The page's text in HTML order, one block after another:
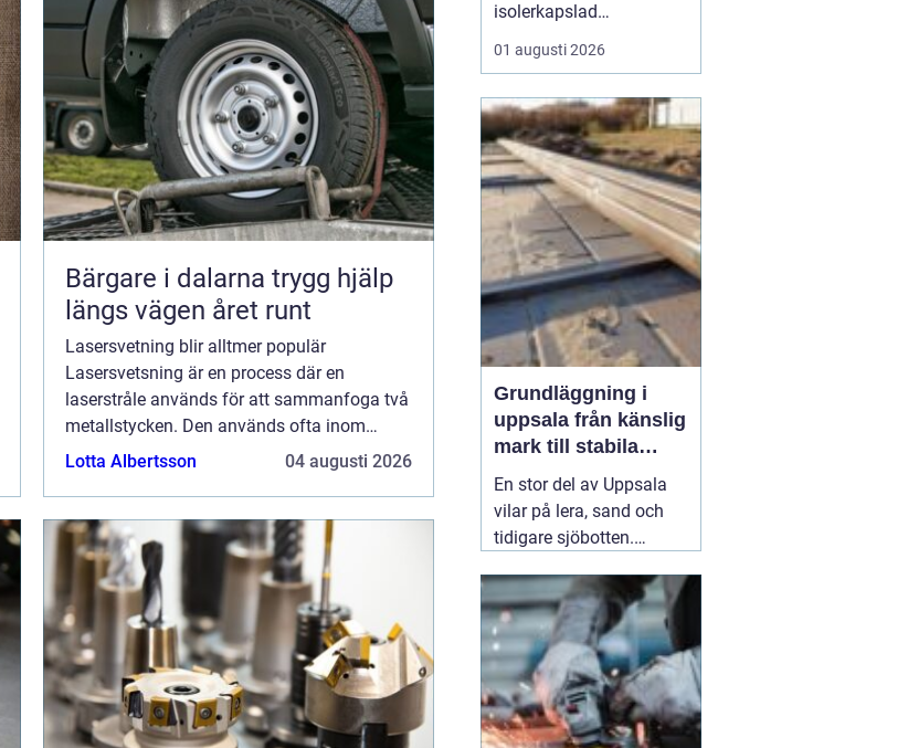
Bärgare i dalarna trygg hjälp
längs vägen året runt
Lasersvetning blir alltmer populär
Lasersvetsning är en process där en
laserstråle används för att sammanfoga två
metallstycken. Den används ofta inom
tillverkningsindustrin eftersom den ger
Lotta Albertsson 04 augusti 2026
isolerkapslad
effektbrytare) är hjärtat i
många moderna
skyddar kablar,
komponenter och
människor mot överlast
och kortslutning, och
används i allt från
mindre industrimaskiner
till stora fas...
01 augusti 2026
Grundläggning i
uppsala från känslig
mark till stabila
konstruktioner
En stor del av Uppsala
vilar på lera, sand och
tidigare sjöbotten.
som stabil på ytan, men
under ytan kan den vara
både mjuk och rörlig. För
den som planerar att
bygga hus, garage,
industrilokal eller mur